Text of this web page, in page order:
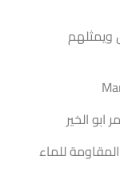
ويمثلهم
ابو الخير
للماء